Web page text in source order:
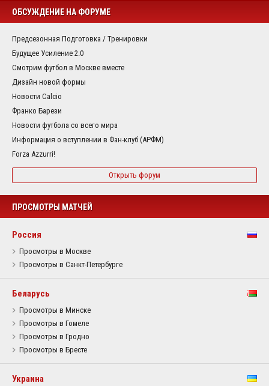
ОБСУЖДЕНИЕ НА ФОРУМЕ
Предсезонная Подготовка / Тренировки
Будущее Усиление 2.0
Смотрим футбол в Москве вместе
Дизайн новой формы
Новости Calcio
Франко Барези
Новости футбола со всего мира
Информация о вступлении в Фан-клуб (АРФМ)
Forza Azzurri!
Открыть форум
ПРОСМОТРЫ МАТЧЕЙ
Россия
Просмотры в Москве
Просмотры в Санкт-Петербурге
Беларусь
Просмотры в Минске
Просмотры в Гомеле
Просмотры в Гродно
Просмотры в Бресте
Украина